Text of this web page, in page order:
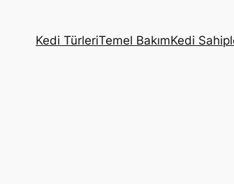
Kedi TürleriTemel BakımKedi